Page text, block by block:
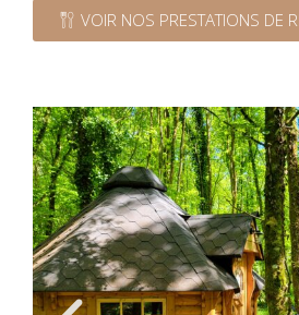
VOIR NOS PRESTATIONS DE